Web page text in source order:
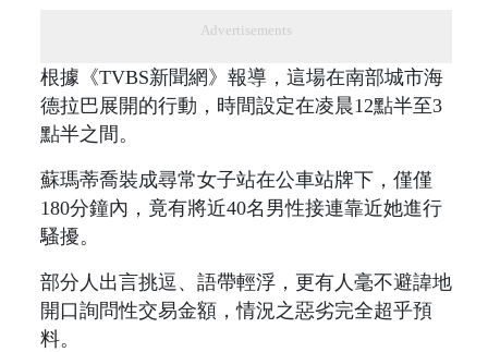
Advertisements
根據《TVBS新聞網》報導，這場在南部城市海
德拉巴展開的行動，時間設定在凌晨12點半至3
點半之間。
蘇瑪蒂喬裝成尋常女子站在公車站牌下，僅僅
180分鐘內，竟有將近40名男性接連靠近她進行
騷擾。
部分人出言挑逗、語帶輕浮，更有人毫不避諱地
開口詢問性交易金額，情況之惡劣完全超乎預
料。